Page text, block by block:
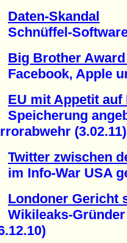
Daten-Skandal
Software
Big Brother Award
Apple
EU mit Appetit auf
(3.02.11)
Twitter zwischen
Info-War USA
Londoner Gericht
Gründer